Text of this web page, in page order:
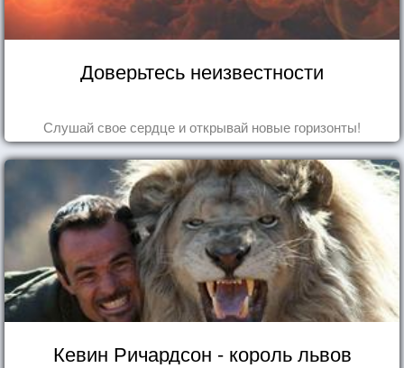
Доверьтесь неизвестности
Слушай свое сердце и открывай новые горизонты!
Кевин Ричардсон - король львов